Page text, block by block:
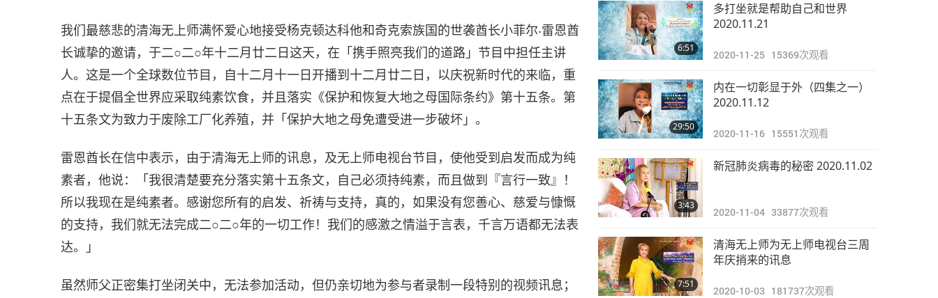
我们最慈悲的清海无上师满怀爱心地接受杨克顿达科他和奇克索族国的世袭酋长小菲尔‧雷恩酋
长诚挚的邀请，于二○二○年十二月廿二日这天，在「携手照亮我们的道路」节目中担任主讲
人。这是一个全球数位节目，自十二月十一日开播到十二月廿二日，以庆祝新时代的来临，重
点在于提倡全世界应采取纯素饮食，并且落实《保护和恢复大地之母国际条约》第十五条。第
十五条文为致力于废除工厂化养殖，并「保护大地之母免遭受进一步破坏」。
雷恩酋长在信中表示，由于清海无上师的讯息，及无上师电视台节目，使他受到启发而成为纯
素者，他说：「我很清楚要充分落实第十五条文，自己必须持纯素，而且做到『言行一致』！
所以我现在是纯素者。感谢您所有的启发、祈祷与支持，真的，如果没有您善心、慈爱与慷慨
的支持，我们就无法完成二○二○年的一切工作！我们的感激之情溢于言表，千言万语都无法表
达。」
虽然师父正密集打坐闭关中，无法参加活动，但仍亲切地为参与者录制一段特别的视频讯息；
6:51
多打坐就是帮助自己和世界
2020.11.21
2020-11-25 15369次观看
29:50
内在一切彰显于外（四集之一）
2020.11.12
2020-11-16 15551 次观看
3:43
新冠肺炎病毒的秘密 2020.11.02
2020-11-04 33877次观看
7:51
清海无上师为无上师电视台三周
年庆捎来的讯息
2020-10-03 181737次观看